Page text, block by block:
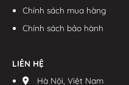
Chính sách mua hàng
Chính sách bảo hành
LIÊN HỆ
Hà Nội, Việt Nam